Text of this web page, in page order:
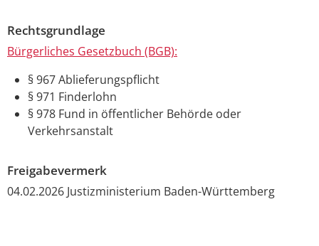
Rechtsgrundlage
Bürgerliches Gesetzbuch (BGB):
§ 967 Ablieferungspflicht
§ 971 Finderlohn
§ 978 Fund in öffentlicher Behörde oder
Verkehrsanstalt
Freigabevermerk
04.02.2026 Justizministerium Baden-Württemberg